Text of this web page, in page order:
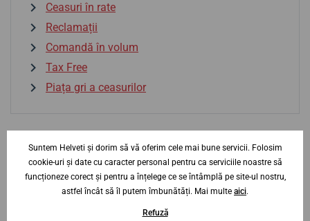
Ceasuri în rate
Reclamații
Comandă în volum
Tax Free
Piața gri a ceasurilor
Aveți nevoie de sfaturi? Contactați-ne?
specialist
Suntem Helveti și dorim să vă oferim cele mai bune servicii. Folosim
cookie-uri și date cu caracter personal pentru ca serviciile noastre să
funcționeze corect și pentru a înțelege ce se întâmplă pe site-ul nostru,
astfel încât să îl putem îmbunătăți. Mai multe aici.
Refuză